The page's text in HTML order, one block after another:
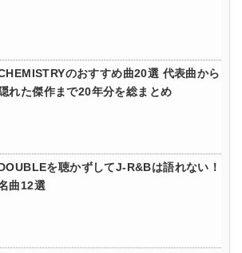
のおすすめ曲20選 代表曲から
隠れた傑作まで20年分を総まとめ
を聴かずしてJ-R&Bは語れない！
曲12選